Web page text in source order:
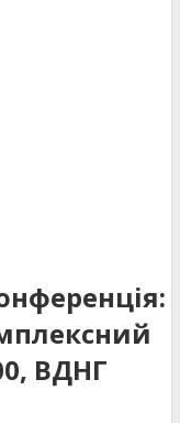
ВДНГ